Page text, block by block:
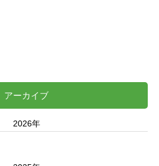
アーカイブ
2026年